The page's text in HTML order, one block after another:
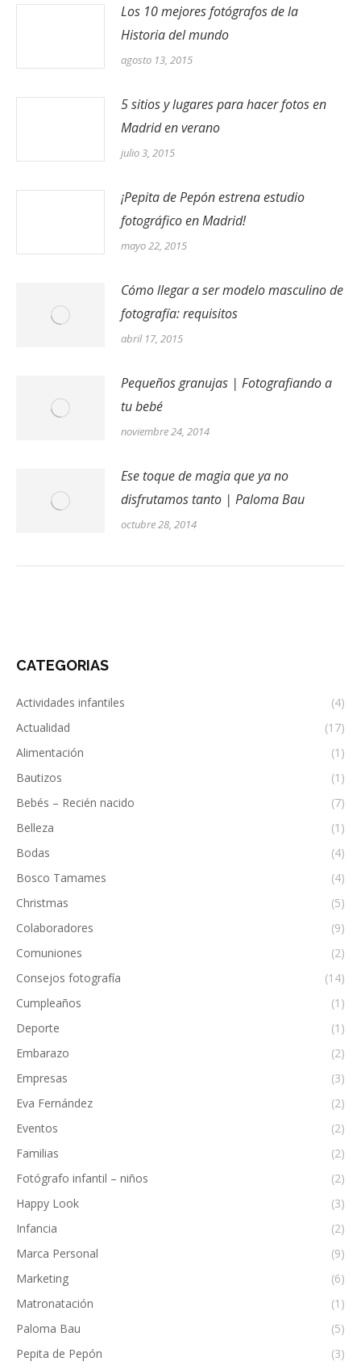
Los 10 mejores fotógrafos de la
Historia del mundo
agosto 13, 2015
5 sitios y lugares para hacer fotos en
Madrid en verano
julio 3, 2015
¡Pepita de Pepón estrena estudio
fotográfico en Madrid!
mayo 22, 2015
Cómo llegar a ser modelo masculino de
fotografía: requisitos
abril 17, 2015
Pequeños granujas | Fotografiando a
tu bebé
noviembre 24, 2014
Ese toque de magia que ya no
disfrutamos tanto | Paloma Bau
octubre 28, 2014
CATEGORIAS
Actividades infantiles
(4)
Actualidad
(17)
Alimentación
(1)
Bautizos
(1)
Bebés – Recién nacido
(7)
Belleza
(1)
Bodas
(4)
Bosco Tamames
(4)
Christmas
(5)
Colaboradores
(9)
Comuniones
(2)
Consejos fotografía
(14)
Cumpleaños
(1)
Deporte
(1)
Embarazo
(2)
Empresas
(3)
Eva Fernández
(2)
Eventos
(2)
Familias
(2)
Fotógrafo infantil – niños
(2)
Happy Look
(3)
Infancia
(2)
Marca Personal
(9)
Marketing
(6)
Matronatación
(1)
Paloma Bau
(5)
Pepita de Pepón
(3)